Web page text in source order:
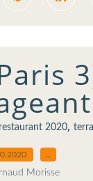
2020,
Morisse